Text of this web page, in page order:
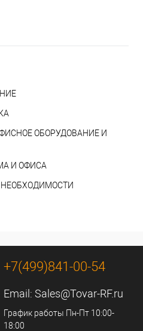
ОБОРУДОВАНИЕ И
И ОФИСА
+7(499)841-00-54
Email: Sales@Tovar-RF.ru
График работы Пн-Пт 10:00-
18:00